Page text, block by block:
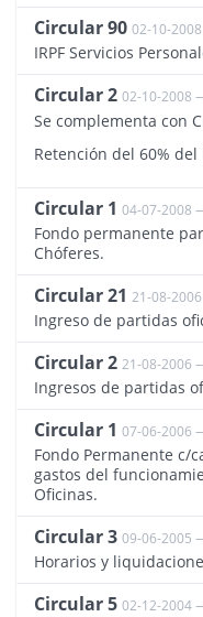
Circular 90 02-10-
IRPF Servicios
Circular 2 02-10-2008
Se complementa con
Retención del 60%
Circular 1 04-07-2008
Fondo permanente
Chóferes.
Circular 21 21-08-
Ingreso de partidas
Circular 2 21-08-2006
Ingresos de partidas
Circular 1 07-06-2006
Fondo Permanente c/
gastos del
Oficinas.
Circular 3 09-06-2005
Horarios y
Circular 5 02-12-2004